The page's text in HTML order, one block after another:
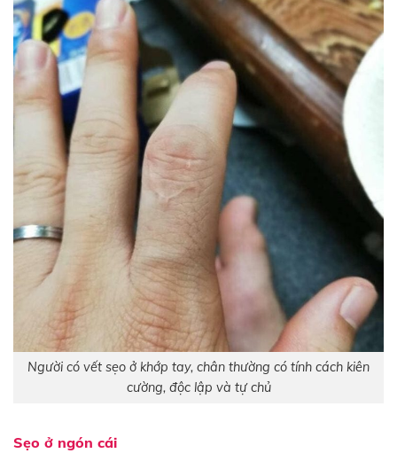
Người có vết sẹo ở khớp tay, chân thường có tính cách kiên
cường, độc lập và tự chủ
Sẹo ở ngón cái